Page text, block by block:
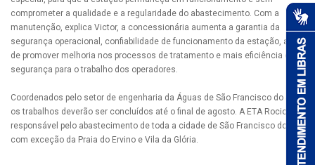
comprometer a qualidade e a regularidade do abastecimento. Com a
manutenção, explica Victor, a concessionária aumenta a garantia da
segurança operacional, confiabilidade de funcionamento da estação, além
de promover melhoria nos processos de tratamento e mais eficiência e
segurança para o trabalho dos operadores.
Coordenados pelo setor de engenharia da Águas de São Francisco do Sul,
os trabalhos deverão ser concluídos até o final de agosto. A ETA Rocio é
responsável pelo abastecimento de toda a cidade de São Francisco do Sul,
com exceção da Praia do Ervino e Vila da Glória.